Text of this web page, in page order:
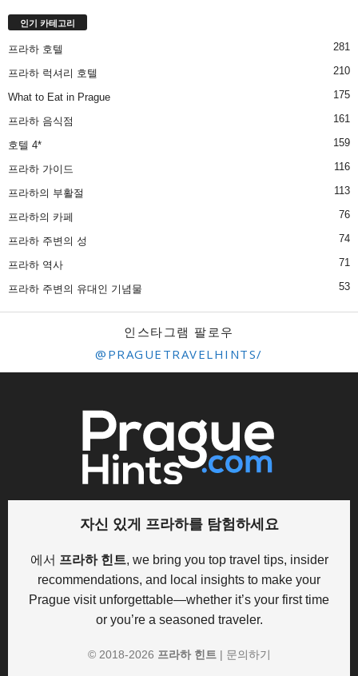
인기 카테고리
프라하 호텔 281
프라하 럭셔리 호텔 210
What to Eat in Prague 175
프라하 음식점 161
호텔 4* 159
프라하 가이드 116
프라하의 부활절 113
프라하의 카페 76
프라하 주변의 성 74
프라하 역사 71
프라하 주변의 유대인 기념물 53
인스타그램 팔로우
@PRAGUETRAVELHINTS/
자신 있게 프라하를 탐험하세요
에서 프라하 힌트, we bring you top travel tips, insider
recommendations, and local insights to make your
Prague visit unforgettable—whether it’s your first time
or you’re a seasoned traveler.
© 2018-2026 프라하 힌트| 문의하기